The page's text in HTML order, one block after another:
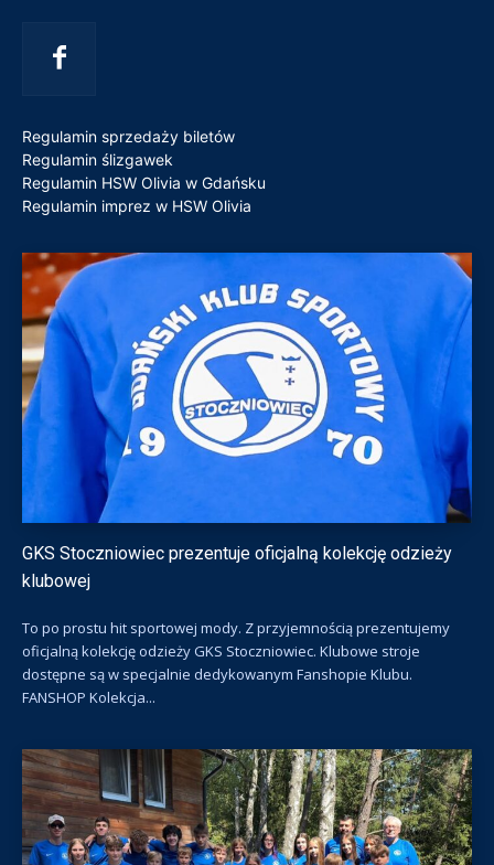
Regulamin sprzedaży biletów
Regulamin ślizgawek
Regulamin HSW Olivia w Gdańsku
Regulamin imprez w HSW Olivia
GKS Stoczniowiec prezentuje oficjalną kolekcję odzieży
klubowej
To po prostu hit sportowej mody. Z przyjemnością prezentujemy
oficjalną kolekcję odzieży GKS Stoczniowiec. Klubowe stroje
dostępne są w specjalnie dedykowanym Fanshopie Klubu.
FANSHOP Kolekcja...